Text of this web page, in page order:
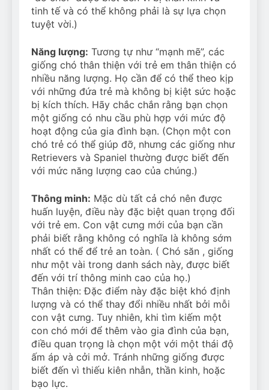
tinh tế và có thể không phải là sự lựa chọn
tuyệt vời.)
Năng lượng: Tương tự như “mạnh mẽ”, các
giống chó thân thiện với trẻ em thân thiện có
nhiều năng lượng. Họ cần để có thể theo kịp
với những đứa trẻ mà không bị kiệt sức hoặc
bị kích thích. Hãy chắc chắn rằng bạn chọn
một giống có nhu cầu phù hợp với mức độ
hoạt động của gia đình bạn. (Chọn một con
chó trẻ có thể giúp đỡ, nhưng các giống như
Retrievers và Spaniel thường được biết đến
với mức năng lượng cao của chúng.)
Thông minh: Mặc dù tất cả chó nên được
huấn luyện, điều này đặc biệt quan trọng đối
với trẻ em. Con vật cưng mới của bạn cần
phải biết rằng không có nghĩa là không sớm
nhất có thể để trẻ an toàn. ( Chó săn , giống
như một vài trong danh sách này, được biết
đến với trí thông minh cao của họ.)
Thân thiện: Đặc điểm này đặc biệt khó định
lượng và có thể thay đổi nhiều nhất bởi mỗi
con vật cưng. Tuy nhiên, khi tìm kiếm một
con chó mới để thêm vào gia đình của bạn,
điều quan trọng là chọn một với một thái độ
ấm áp và cởi mở. Tránh những giống được
biết đến vì thiếu kiên nhẫn, thần kinh, hoặc
bạo lực.